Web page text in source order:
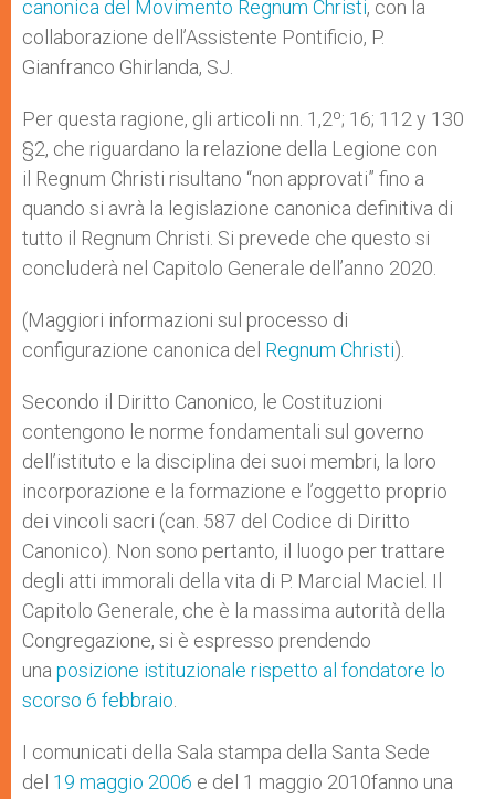
canonica del Movimento Regnum Christi, con la
collaborazione dell’Assistente Pontificio, P.
Gianfranco Ghirlanda, SJ.
Per questa ragione, gli articoli nn. 1,2º; 16; 112 y 130
§2, che riguardano la relazione della Legione con
il Regnum Christi risultano “non approvati” fino a
quando si avrà la legislazione canonica definitiva di
tutto il Regnum Christi. Si prevede che questo si
concluderà nel Capitolo Generale dell’anno 2020.
(Maggiori informazioni sul processo di
configurazione canonica del Regnum Christi).
Secondo il Diritto Canonico, le Costituzioni
contengono le norme fondamentali sul governo
dell’istituto e la disciplina dei suoi membri, la loro
incorporazione e la formazione e l’oggetto proprio
dei vincoli sacri (can. 587 del Codice di Diritto
Canonico). Non sono pertanto, il luogo per trattare
degli atti immorali della vita di P. Marcial Maciel. Il
Capitolo Generale, che è la massima autorità della
Congregazione, si è espresso prendendo
una posizione istituzionale rispetto al fondatore lo
scorso 6 febbraio
I comunicati della Sala stampa della Santa Sede
del 19 maggio 2006 e del 1 maggio 2010fanno una